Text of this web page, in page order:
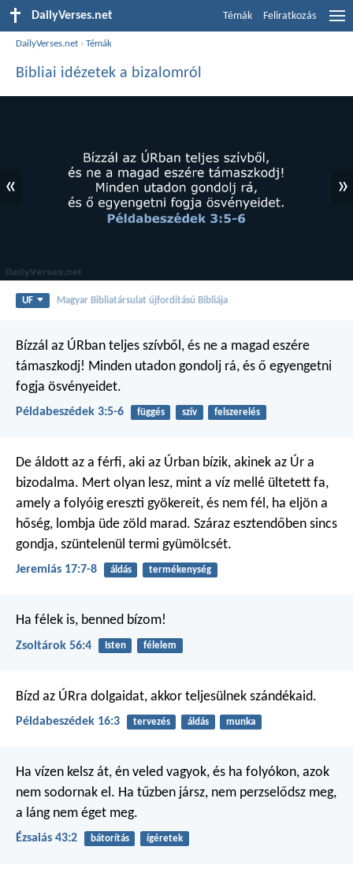
DailyVerses.net Témák Feliratkozás
DailyVerses.net ›Témák
Bibliai idézetek a bizalomról
« »
UF Magyar Bibliatársulat újfordítású Bibliája
Bízzál az ÚRban teljes szívből, és ne a magad eszére
támaszkodj! Minden utadon gondolj rá, és ő egyengetni
fogja ösvényeidet.
Példabeszédek 3:5-6 függés szív felszerelés
De áldott az a férfi, aki az Úrban bízik, akinek az Úr a
bizodalma. Mert olyan lesz, mint a víz mellé ültetett fa,
amely a folyóig ereszti gyökereit, és nem fél, ha eljön a
hőség, lombja üde zöld marad. Száraz esztendőben sincs
gondja, szüntelenül termi gyümölcsét.
Jeremiás 17:7-8 áldás termékenység
Ha félek is, benned bízom!
Zsoltárok 56:4 Isten félelem
Bízd az ÚRra dolgaidat, akkor teljesülnek szándékaid.
Példabeszédek 16:3 tervezés áldás munka
Ha vízen kelsz át, én veled vagyok, és ha folyókon, azok
nem sodornak el. Ha tűzben jársz, nem perzselődsz meg,
a láng nem éget meg.
Ézsaiás 43:2 bátorítás ígéretek